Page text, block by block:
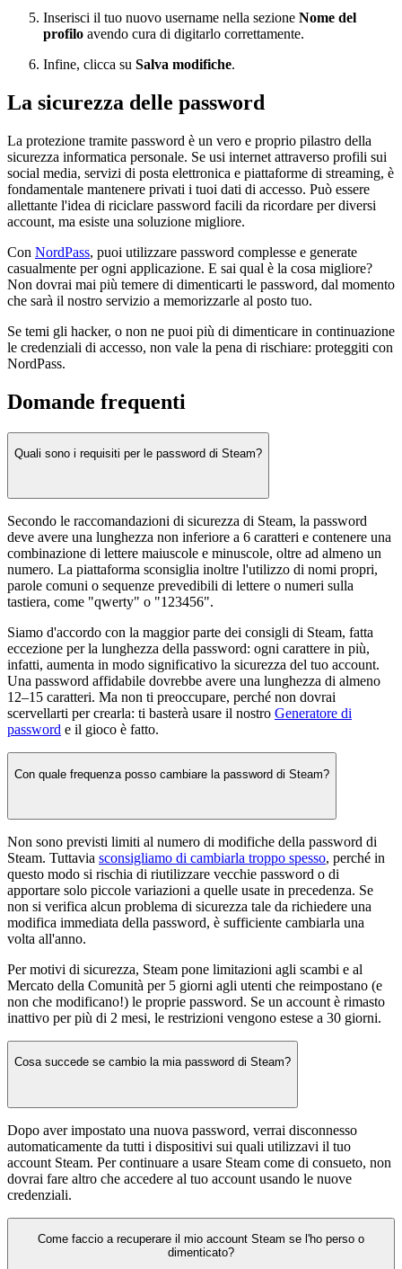
Inserisci il tuo nuovo username nella sezione Nome del
profilo avendo cura di digitarlo correttamente.
Infine, clicca su Salva modifiche.
La sicurezza delle password
La protezione tramite password è un vero e proprio pilastro della
sicurezza informatica personale. Se usi internet attraverso profili sui
social media, servizi di posta elettronica e piattaforme di streaming, è
fondamentale mantenere privati i tuoi dati di accesso. Può essere
allettante l'idea di riciclare password facili da ricordare per diversi
account, ma esiste una soluzione migliore.
Con NordPass, puoi utilizzare password complesse e generate
casualmente per ogni applicazione. E sai qual è la cosa migliore?
Non dovrai mai più temere di dimenticarti le password, dal momento
che sarà il nostro servizio a memorizzarle al posto tuo.
Se temi gli hacker, o non ne puoi più di dimenticare in continuazione
le credenziali di accesso, non vale la pena di rischiare: proteggiti con
NordPass.
Domande frequenti
Quali sono i requisiti per le password di Steam?
Secondo le raccomandazioni di sicurezza di Steam, la password
deve avere una lunghezza non inferiore a 6 caratteri e contenere una
combinazione di lettere maiuscole e minuscole, oltre ad almeno un
numero. La piattaforma sconsiglia inoltre l'utilizzo di nomi propri,
parole comuni o sequenze prevedibili di lettere o numeri sulla
tastiera, come "qwerty" o "123456".
Siamo d'accordo con la maggior parte dei consigli di Steam, fatta
eccezione per la lunghezza della password: ogni carattere in più,
infatti, aumenta in modo significativo la sicurezza del tuo account.
Una password affidabile dovrebbe avere una lunghezza di almeno
12–15 caratteri. Ma non ti preoccupare, perché non dovrai
scervellarti per crearla: ti basterà usare il nostro Generatore di
password e il gioco è fatto.
Con quale frequenza posso cambiare la password di Steam?
Non sono previsti limiti al numero di modifiche della password di
Steam. Tuttavia sconsigliamo di cambiarla troppo spesso, perché in
questo modo si rischia di riutilizzare vecchie password o di
apportare solo piccole variazioni a quelle usate in precedenza. Se
non si verifica alcun problema di sicurezza tale da richiedere una
modifica immediata della password, è sufficiente cambiarla una
volta all'anno.
Per motivi di sicurezza, Steam pone limitazioni agli scambi e al
Mercato della Comunità per 5 giorni agli utenti che reimpostano (e
non che modificano!) le proprie password. Se un account è rimasto
inattivo per più di 2 mesi, le restrizioni vengono estese a 30 giorni.
Cosa succede se cambio la mia password di Steam?
Dopo aver impostato una nuova password, verrai disconnesso
automaticamente da tutti i dispositivi sui quali utilizzavi il tuo
account Steam. Per continuare a usare Steam come di consueto, non
dovrai fare altro che accedere al tuo account usando le nuove
credenziali.
Come faccio a recuperare il mio account Steam se l'ho perso o
dimenticato?